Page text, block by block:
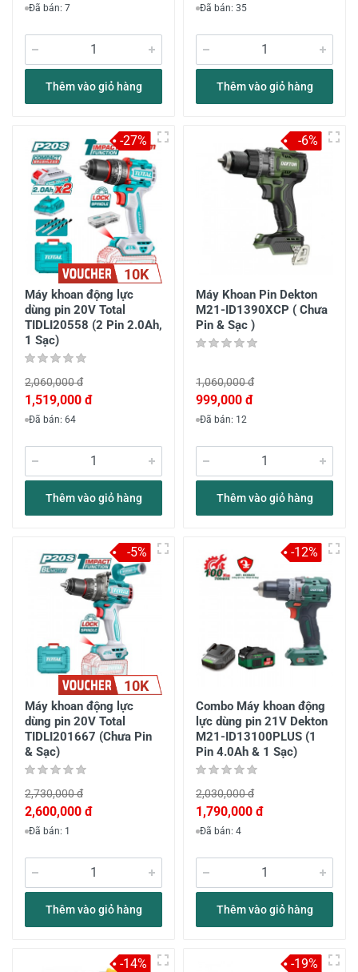
Đã bán: 7
Thêm vào giỏ hàng
Đã bán: 35
Thêm vào giỏ hàng
10K
Máy khoan động lực
dùng pin 20V Total
TIDLI20558 (2 Pin 2.0Ah,
1 Sạc)
2,060,000 đ
1,519,000 đ
Đã bán: 64
Thêm vào giỏ hàng
-27%
Máy Khoan Pin Dekton
M21-ID1390XCP ( Chưa
Pin & Sạc )
1,060,000 đ
999,000 đ
Đã bán: 12
Thêm vào giỏ hàng
-6%
10K
Máy khoan động lực
dùng pin 20V Total
TIDLI201667 (Chưa Pin
& Sạc)
2,730,000 đ
2,600,000 đ
Đã bán: 1
Thêm vào giỏ hàng
-5%
Combo Máy khoan động
lực dùng pin 21V Dekton
M21-ID13100PLUS (1
Pin 4.0Ah & 1 Sạc)
2,030,000 đ
1,790,000 đ
Đã bán: 4
Thêm vào giỏ hàng
-12%
-14% -19%